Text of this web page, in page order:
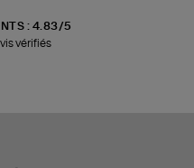
: 4.83/5
vérifiés